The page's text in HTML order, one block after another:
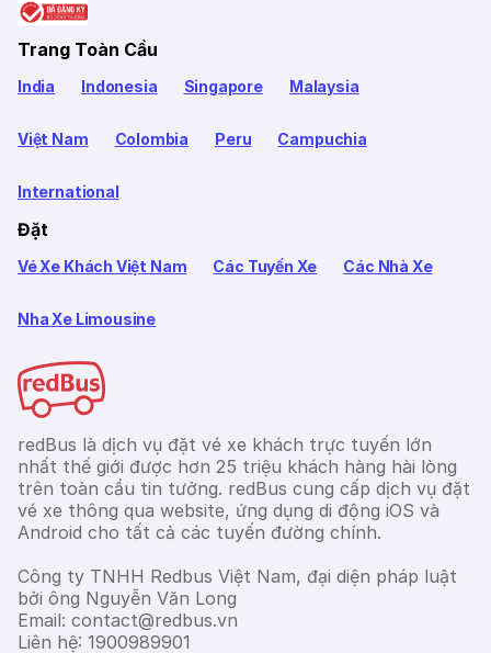
Trang Toàn Cầu
India Indonesia Singapore Malaysia
Việt Nam Colombia Peru Campuchia
International
Đặt
Vé Xe Khách Việt Nam Các Tuyến Xe Các Nhà Xe
Nha Xe Limousine
redBus là dịch vụ đặt vé xe khách trực tuyến lớn
nhất thế giới được hơn 25 triệu khách hàng hài lòng
trên toàn cầu tin tưởng. redBus cung cấp dịch vụ đặt
vé xe thông qua website, ứng dụng di động iOS và
Android cho tất cả các tuyến đường chính.
Công ty TNHH Redbus Việt Nam, đại diện pháp luật
bởi ông Nguyễn Văn Long
Email: contact@redbus.vn
Liên hệ: 1900989901